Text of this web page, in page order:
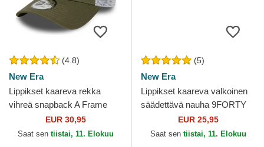
(4.8)
New Era
Lippikset kaareva rekka
vihreä snapback A Frame
League Essential New York
Yankees MLB New Era
EUR 30,95
Saat sen tiistai, 11. Elokuu
(5)
New Era
Lippikset kaareva valkoinen
säädettävä nauha 9FORTY
League Essential New York
Yankees MLB New Era
EUR 25,95
Saat sen tiistai, 11. Elokuu